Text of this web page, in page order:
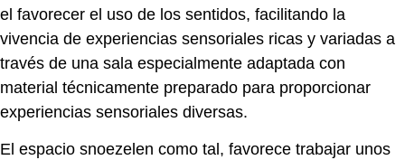
el favorecer el uso de los sentidos, facilitando la
vivencia de experiencias sensoriales ricas y variadas a
través de una sala especialmente adaptada con
material técnicamente preparado para proporcionar
experiencias sensoriales diversas.
El espacio snoezelen como tal, favorece trabajar unos